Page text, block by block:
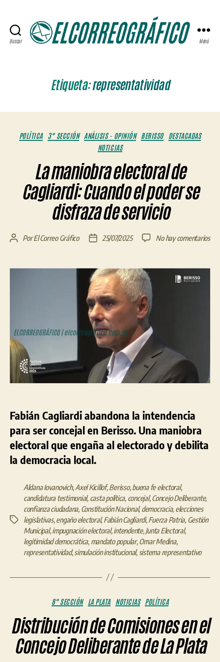
Buscar Menú
Etiqueta:representatividad
Categorías
POLÍTICA 3° SECCIÓN ANÁLISIS - OPINIÓN BERISSO
DESTACADAS
NOTICIAS
La maniobra electoral de
Cagliardi: Cuando el poder se
disfraza de servicio
Autor
entrada
PorEl Correo Gráfico
Fecha
entrada
25/07/2025 No hay comentariosen
Fabián Cagliardi abandona la intendencia
para ser concejal en Berisso. Una maniobra
electoral que engaña al electorado y debilita
la democracia local.
Etiquetas
Aldana Iovanovich,Axel Kicillof,Berisso,buena fe electoral,
candidatura testimonial, casta política, concejal,Concejo Deliberante,
confianza ciudadana, Constitución Nacional,democracia, elecciones
legislativas,engaño electoral,Fabián Cagliardi,Fuerza Patria, Gestión
Municipal,impugnación electoral,intendente,Junta Electoral,
legitimidad democrática, mandato popular,Omar Medina,
representatividad,simulación institucional, sistema representativo
Categorías
8° SECCIÓN LA PLATA NOTICIAS POLÍTICA
Distribución de Comisiones en el
Concejo Deliberante de La Plata